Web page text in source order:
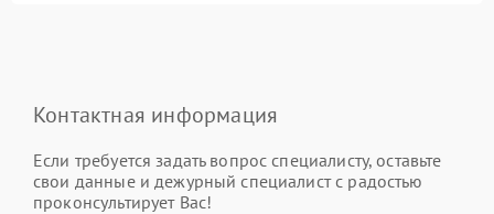
Контактная информация
Если требуется задать вопрос специалисту, оставьте
свои данные и дежурный специалист с радостью
проконсультирует Вас!